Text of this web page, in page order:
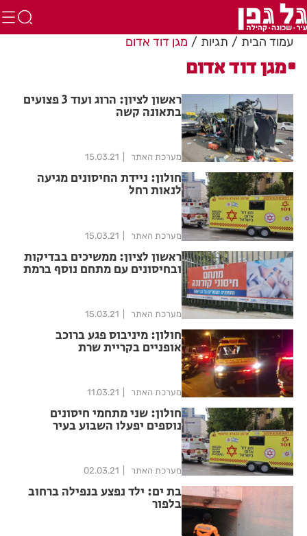
עמוד הבית תגיות מגן דוד אדום
מגן דוד אדום
ראשון לציון: הרוג ועוד 3 פצועים
בתאונה קשה
מערכת האתר 15.03.21
חולון: ניידת החיסונים מגיעה
לנאות רחל
מערכת האתר 15.03.21
ראשון לציון: ממשיכים בבדיקות
ובחיסונים עם מתחם נוסף ברמת
מערכת האתר 15.03.21
חולון: מיניבוס פגע ברוכב
אופניים בקריית שרת
מערכת האתר 11.03.21
חולון: שני מתחמי חיסונים
נוספים יפעלו השבוע בעיר
מערכת האתר 02.03.21
בת ים: ילד נפצע בנפילה ברחוב
בלפור